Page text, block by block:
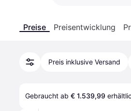
Preise Preisentwicklung
Preis inklusive Versand
Gebraucht ab € 1.539,99